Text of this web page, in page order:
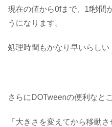
現在の値から0fまで、1f秒間
うになります。
処理時間もかなり早いらしい
さらにDOTweenの便利なとこ
「大きさを変えてから移動